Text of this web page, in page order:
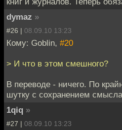
dymaz »
#26 | 08.09.10 13:23
Кому: Goblin, #20
> И что в этом смешного?
В переводе - ничего. По
шутку с сохранением
1qiq »
#27 | 08.09.10 13:23